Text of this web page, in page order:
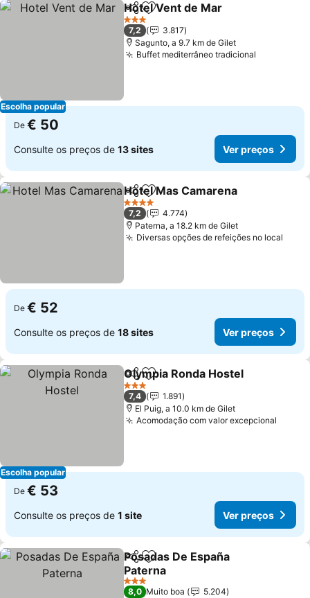
Escolha popular
PartilharAdicionar aos favoritos
Hotel Vent de Mar
3 Estrelas
7,2
3.817
Sagunto, a 9.7 km de Gilet
Buffet mediterrâneo tradicional
De € 50
Consulte os preços de 13 sites Ver preços
PartilharAdicionar aos favoritos
Hotel Mas Camarena
4 Estrelas
7,2
4.774
Paterna, a 18.2 km de Gilet
Diversas opções de refeições no local
De € 52
Consulte os preços de 18 sites Ver preços
Escolha popular
PartilharAdicionar aos favoritos
Olympia Ronda Hostel
3 Estrelas
7,4
1.891
El Puig, a 10.0 km de Gilet
Acomodação com valor excepcional
De € 53
Consulte os preços de 1 site Ver preços
PartilharAdicionar aos favoritos
Posadas De España
Paterna
Ver preços
3 Estrelas
8,0 Muito boa
5.204